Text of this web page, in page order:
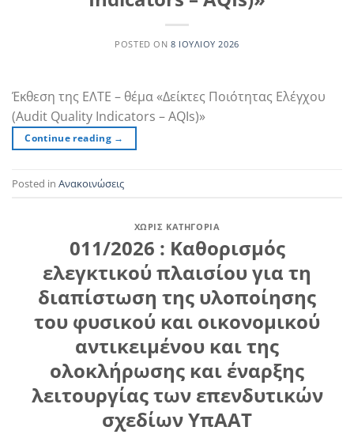
POSTED ON 8 ΙΟΥΛΊΟΥ 2026
Έκθεση της ΕΛΤΕ – θέμα «Δείκτες Ποιότητας Ελέγχου
(Audit Quality Indicators – AQIs)»
Continue reading →
Posted in Ανακοινώσεις
ΧΩΡΊΣ ΚΑΤΗΓΟΡΊΑ
011/2026 : Καθορισμός
ελεγκτικού πλαισίου για τη
διαπίστωση της υλοποίησης
του φυσικού και οικονομικού
αντικειμένου και της
ολοκλήρωσης και έναρξης
λειτουργίας των επενδυτικών
σχεδίων ΥπΑΑΤ